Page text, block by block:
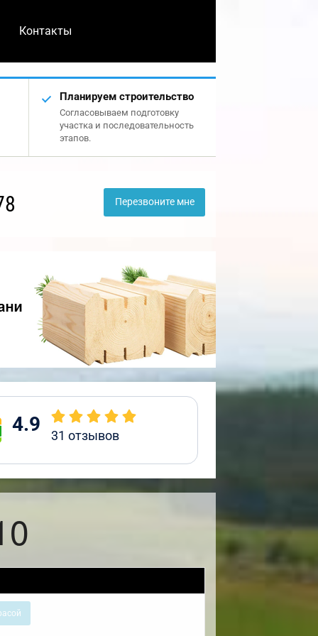
Контакты
Планируем строительство
Согласовываем подготовку
участка и последовательность
этапов.
Перезвоните мне
4.9 31 отзывов